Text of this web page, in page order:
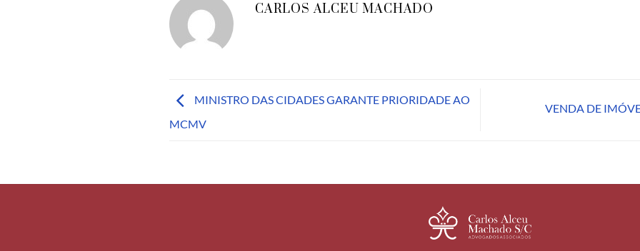
CARLOS ALCEU MACHADO
MINISTRO DAS CIDADES GARANTE PRIORIDADE AO
MCMV
VENDA DE